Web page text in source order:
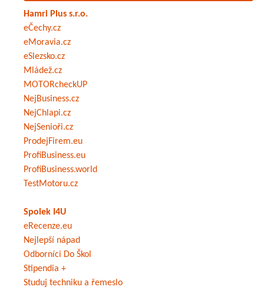
Hamri Plus s.r.o.
eČechy.cz
eMoravia.cz
eSlezsko.cz
Mládež.cz
MOTORcheckUP
NejBusiness.cz
NejChlapi.cz
NejSenioři.cz
ProdejFirem.eu
ProfiBusiness.eu
ProfiBusiness.world
TestMotoru.cz
Spolek I4U
eRecenze.eu
Nejlepší nápad
Odborníci Do Škol
Stipendia +
Studuj techniku a řemeslo